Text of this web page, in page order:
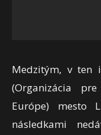
Medzitým, v ten
(Organizácia
Európe) mesto
následkami